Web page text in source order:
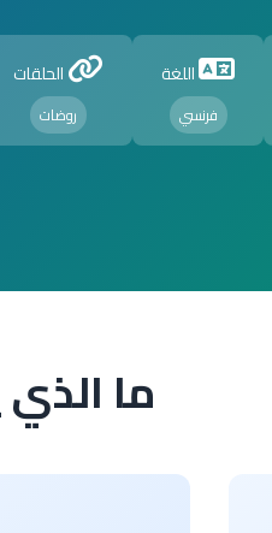
اللغة
فرنسي
الحلقات
روضات
ما